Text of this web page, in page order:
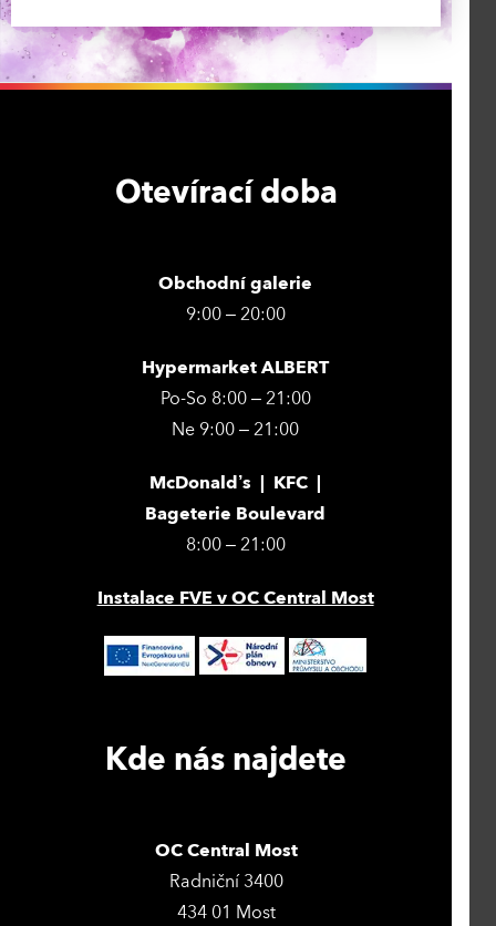
Otevírací doba
Obchodní galerie
9:00 – 20:00
Hypermarket ALBERT
Po-So 8:00 – 21:00
Ne 9:00 – 21:00
McDonald’s | KFC |
Bageterie Boulevard
8:00 – 21:00
Instalace FVE v OC Central Most
Kde nás najdete
OC Central Most
Radniční 3400
434 01 Most